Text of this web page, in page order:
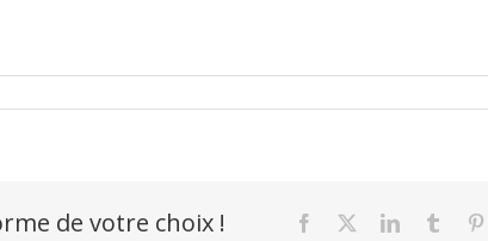
de votre choix ! Facebook LinkedInTumblr